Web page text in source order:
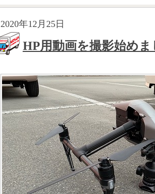
2020年12月25日
HP用動画を撮影始めま